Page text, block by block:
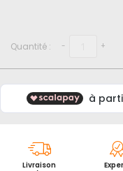
Quantité : - +
Livraison